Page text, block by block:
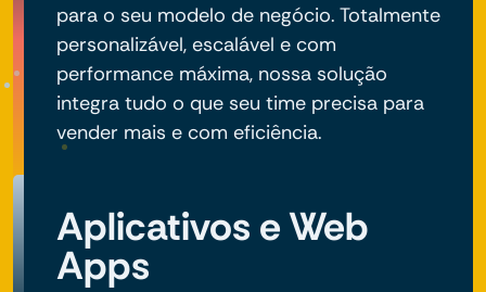
para o seu modelo de negócio. Totalmente
personalizável, escalável e com
performance máxima, nossa solução
integra tudo o que seu time precisa para
vender mais e com eficiência.
Aplicativos e Web
Apps